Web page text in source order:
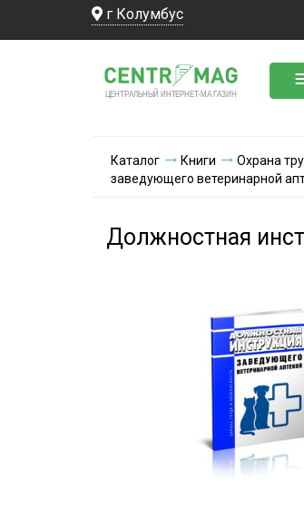
г Колумбус
ЦЕНТРАЛЬНЫЙ ИНТЕРНЕТ-МА ГАЗИН
Каталог Книги Охрана
заведующего ветеринарной
Должностная